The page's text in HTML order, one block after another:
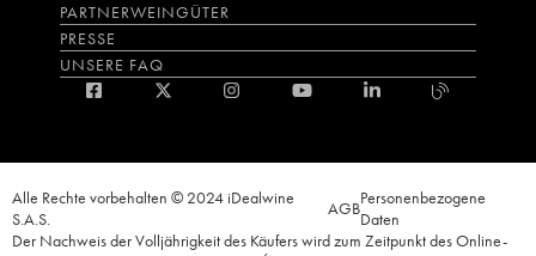
PARTNERWEINGÜTER
PRESSE
UNSERE FAQ
Alle Rechte vorbehalten © 2024 iDealwine
S.A.S.
AGBPersonenbezogene
Daten
Der Nachweis der Volljährigkeit des Käufers wird zum Zeitpunkt des Online-